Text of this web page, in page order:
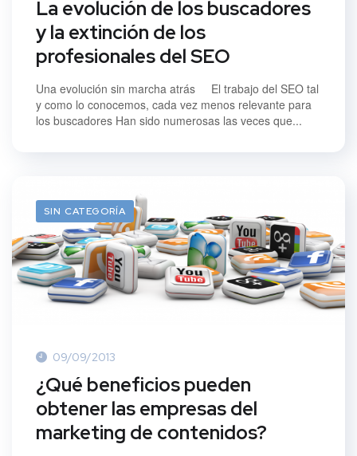
La evolución de los buscadores
y la extinción de los
profesionales del SEO
Una evolución sin marcha atrás El trabajo del SEO tal
y como lo conocemos, cada vez menos relevante para
los buscadores Han sido numerosas las veces que...
SIN CATEGORÍA
09/09/2013
¿Qué beneficios pueden
obtener las empresas del
marketing de contenidos?